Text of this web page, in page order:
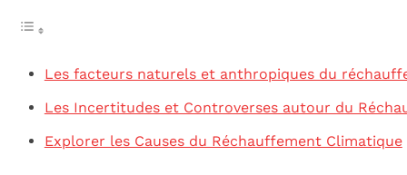
Les facteurs naturels et anthropiques du
Les Incertitudes et Controverses autour du
Explorer les Causes du Réchauffement Climatique